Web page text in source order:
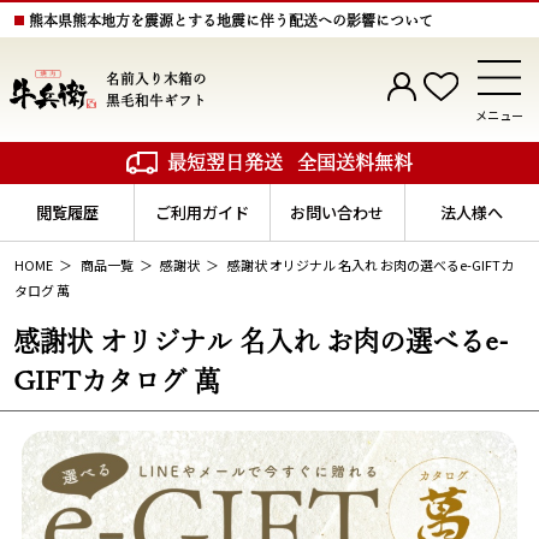
熊本県熊本地方を震源とする地震に伴う配送への影響について
名前入り木箱の
黒毛和牛ギフト
メニュー
最短翌日発送 全国送料無料
閲覧履歴 ご利用ガイド お問い合わせ 法人様へ
HOME 商品一覧 感謝状
感謝状 オリジナル 名入れ お肉の選べるe-GIFTカ
タログ 萬
感謝状 オリジナル 名入れ お肉の選べるe-
GIFTカタログ 萬